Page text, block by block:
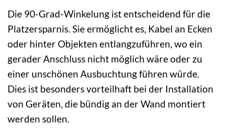
Die 90-Grad-Winkelung ist entscheidend für die
Platzersparnis. Sie ermöglicht es, Kabel an Ecken
oder hinter Objekten entlangzuführen, wo ein
gerader Anschluss nicht möglich wäre oder zu
einer unschönen Ausbuchtung führen würde.
Dies ist besonders vorteilhaft bei der Installation
von Geräten, die bündig an der Wand montiert
werden sollen.